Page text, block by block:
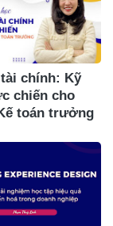
chính: Kỹ
chiến cho
toán trưởng